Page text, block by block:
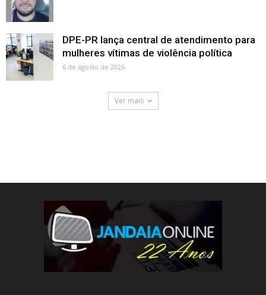
DPE-PR lança central de atendimento para
mulheres vítimas de violência política
6 de agosto de 2026
Ver mais